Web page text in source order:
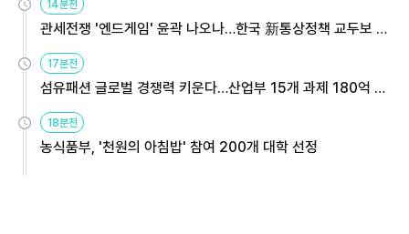
14분전
관세전쟁 '엔드게임' 윤곽 나오나…한국 新통상정책 교두보 활
17분전
섬유패션 글로벌 경쟁력 키운다…산업부 15개 과제 180억 지
18분전
농식품부, '천원의 아침밥' 참여 200개 대학 선정